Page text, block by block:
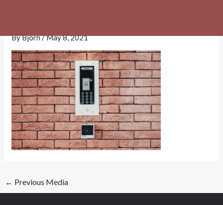
ByBjorn/May 8, 2021
← Previous Media